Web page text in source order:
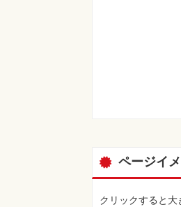
ページイ
クリックすると